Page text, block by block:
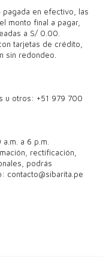
pagada en efectivo, las
monto final a pagar,
a S/ 0.00.
tarjetas de crédito,
sin redondeo.
u otros: +51 979 700
a 6 p.m.
rectificación,
podrás
contacto@sibarita.pe